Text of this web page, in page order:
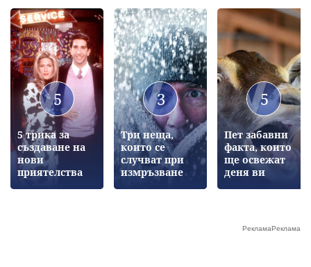
5
5 трика за
създаване на
нови
приятелства
3
Три неща,
които се
случват при
измръзване
5
Пет забавни
факта, които
ще освежат
деня ви